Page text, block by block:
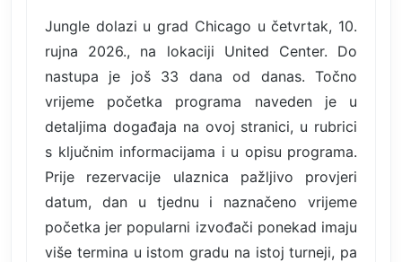
Jungle dolazi u grad Chicago u četvrtak, 10.
rujna 2026., na lokaciji United Center. Do
nastupa je još 33 dana od danas. Točno
vrijeme početka programa naveden je u
detaljima događaja na ovoj stranici, u rubrici
s ključnim informacijama i u opisu programa.
Prije rezervacije ulaznica pažljivo provjeri
datum, dan u tjednu i naznačeno vrijeme
početka jer popularni izvođači ponekad imaju
više termina u istom gradu na istoj turneji, pa